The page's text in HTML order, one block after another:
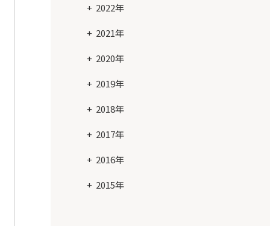
2022年
2021年
2020年
2019年
2018年
2017年
2016年
2015年